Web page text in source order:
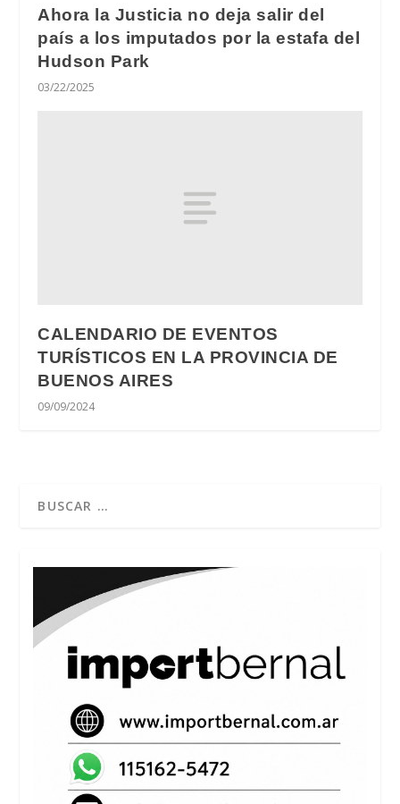
Ahora la Justicia no deja salir del
país a los imputados por la estafa del
Hudson Park
03/22/2025
CALENDARIO DE EVENTOS
TURÍSTICOS EN LA PROVINCIA DE
BUENOS AIRES
09/09/2024